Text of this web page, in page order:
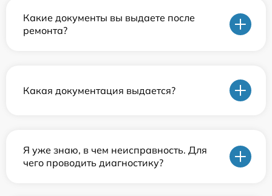
Какие документы вы выдаете после
ремонта?
Какая документация выдается?
Я уже знаю, в чем неисправность. Для
чего проводить диагностику?